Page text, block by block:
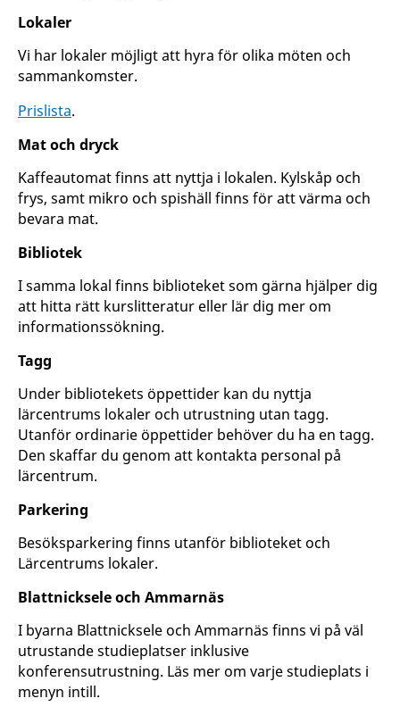
Lokaler
Vi har lokaler möjligt att hyra för olika möten och
sammankomster.
Prislista.
Mat och dryck
Kaffeautomat finns att nyttja i lokalen. Kylskåp och
frys, samt mikro och spishäll finns för att värma och
bevara mat.
Bibliotek
I samma lokal finns biblioteket som gärna hjälper dig
att hitta rätt kurslitteratur eller lär dig mer om
informationssökning.
Tagg
Under bibliotekets öppettider kan du nyttja
lärcentrums lokaler och utrustning utan tagg.
Utanför ordinarie öppettider behöver du ha en tagg.
Den skaffar du genom att kontakta personal på
lärcentrum.
Parkering
Besöksparkering finns utanför biblioteket och
Lärcentrums lokaler.
Blattnicksele och Ammarnäs
I byarna Blattnicksele och Ammarnäs finns vi på väl
utrustande studieplatser inklusive
konferensutrustning. Läs mer om varje studieplats i
menyn intill.